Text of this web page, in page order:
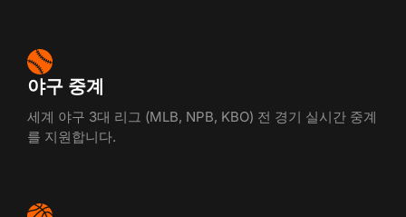
야구 중계
세계 야구 3대 리그 (MLB, NPB, KBO) 전 경기 실시간 중계
를 지원합니다.